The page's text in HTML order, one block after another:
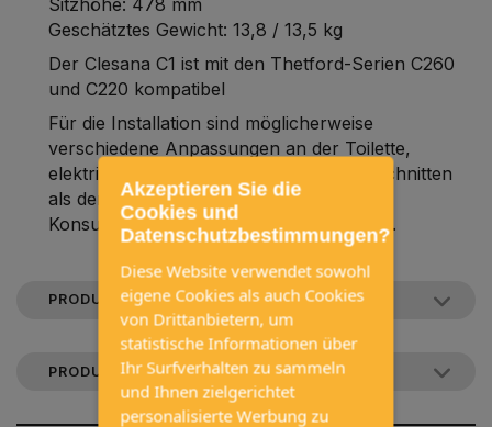
Geschätztes Gewicht: 13,8 / 13,5 kg
Der Clesana C1 ist mit den Thetford-Serien C260
und C220 kompatibel
Für die Installation sind möglicherweise
verschiedene Anpassungen an der Toilette,
elektrische Leitungen mit anderen Querschnitten
als den vorhandenen usw. erforderlich.
Konsultieren Sie die Installationsanleitung.
PRODUKTBESCHREIBUNG
PRODUKTDOKUMENTATION
Akzeptieren Sie die
Cookies und
Datenschutzbestimmungen?
Diese Website verwendet sowohl
eigene Cookies als auch Cookies
von Drittanbietern, um
statistische Informationen über
Ihr Surfverhalten zu sammeln
und Ihnen zielgerichtet
personalisierte Werbung zu